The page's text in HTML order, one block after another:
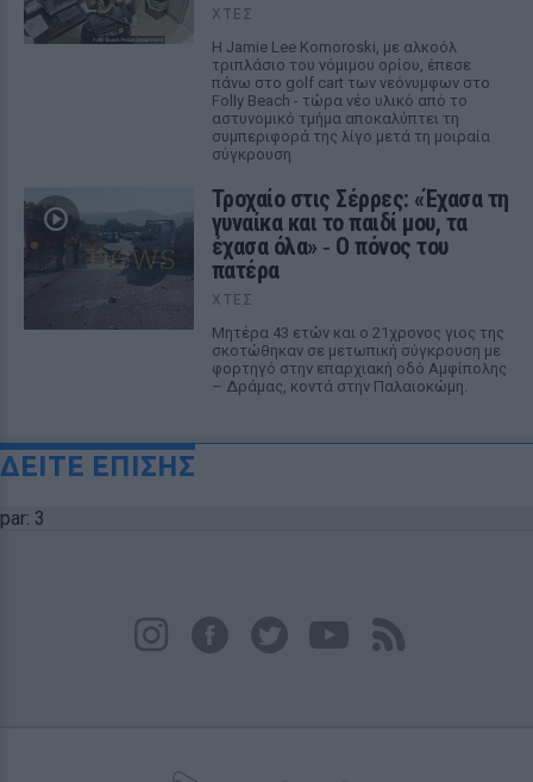
ΧΤΕΣ
Η Jamie Lee Komoroski, με αλκοόλ
τριπλάσιο του νόμιμου ορίου, έπεσε
πάνω στο golf cart των νεόνυμφων στο
Folly Beach - τώρα νέο υλικό από το
αστυνομικό τμήμα αποκαλύπτει τη
συμπεριφορά της λίγο μετά τη μοιραία
σύγκρουση
Τροχαίο στις Σέρρες: «Έχασα τη
γυναίκα και το παιδί μου, τα
έχασα όλα» ‑ Ο πόνος του
πατέρα
ΧΤΕΣ
Μητέρα 43 ετών και ο 21χρονος γιος της
σκοτώθηκαν σε μετωπική σύγκρουση με
φορτηγό στην επαρχιακή οδό Αμφίπολης
– Δράμας, κοντά στην Παλαιοκώμη.
ΔΕΙΤΕ ΕΠΙΣΗΣ
par: 3